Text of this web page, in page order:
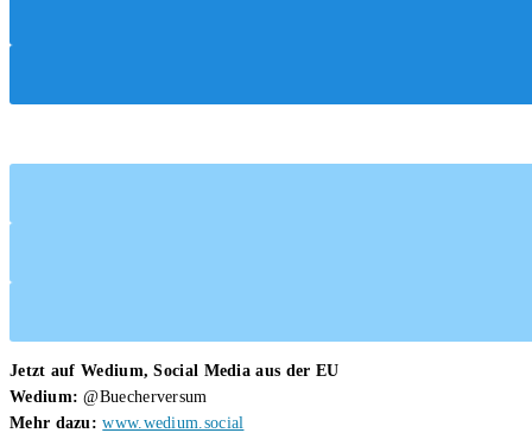
Mord
Jetzt auf Wedium, Social Media aus der EU
Wedium: @Buecherversum
Mehr dazu: www.wedium.social